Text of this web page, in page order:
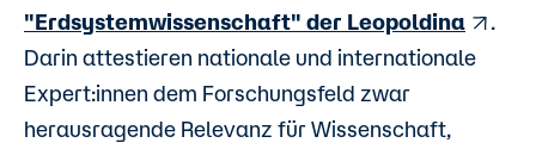
"Erdsystemwissenschaft" der Leopoldina
.
Darin attestieren nationale und internationale
Expert:innen dem Forschungsfeld zwar
herausragende Relevanz für Wissenschaft,